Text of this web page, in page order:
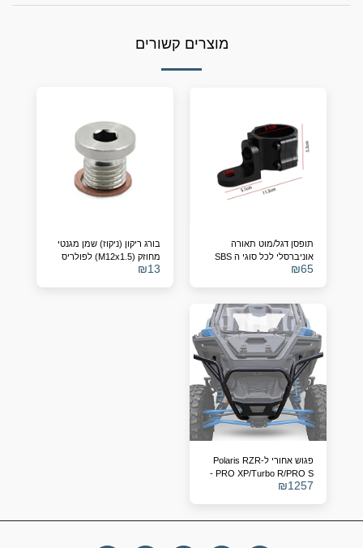
מוצרים קשורים
תופסן דגל/מוט תאורה
אוניברסלי לכל סוגי ה SBS
₪65
בורג ריקון (ניקוז) שמן מגנטי
מחוזק (M12x1.5) לפולריס
RZR, ריינג'ר וספורטסמן –₪
פגוש אחורי ל-Polaris RZR
PRO XP/Turbo R/PRO S -
מחליף מספר קטלוגי
₪1257